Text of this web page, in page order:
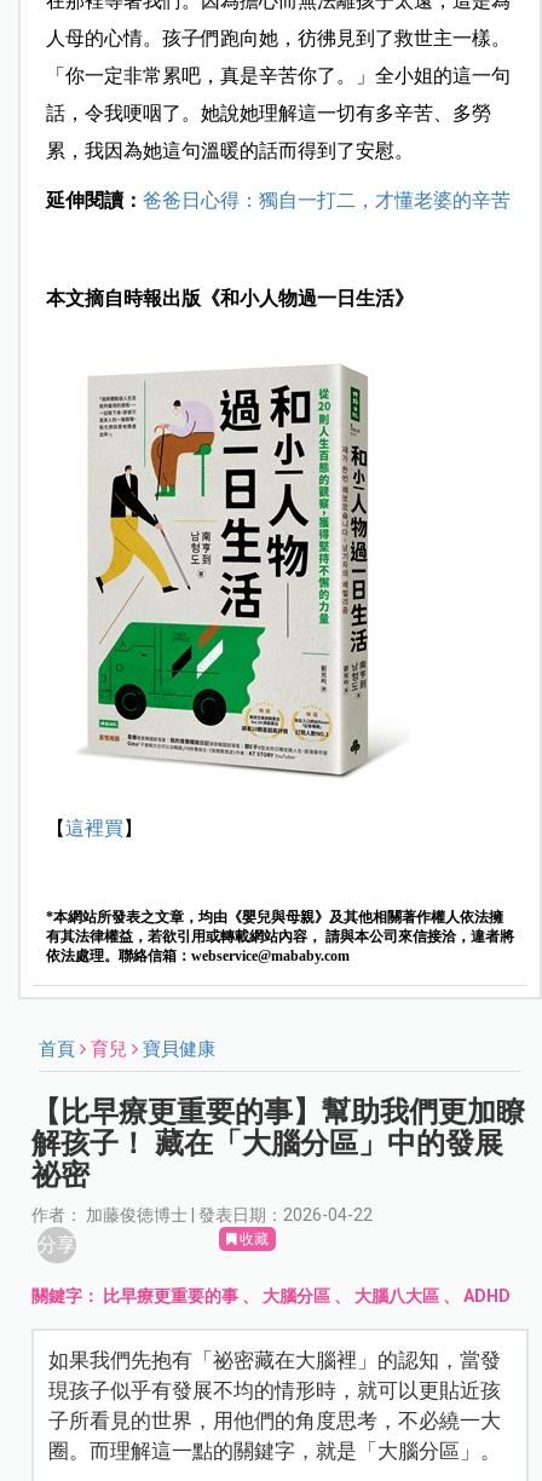
人母的心情。孩子們跑向她，彷彿見到了救世主一樣。
「你一定非常累吧，真是辛苦你了。」全小姐的這一句
話，令我哽咽了。她說她理解這一切有多辛苦、多勞
累，我因為她這句溫暖的話而得到了安慰。
延伸閱讀： 爸爸日心得：獨自一打二，才懂老婆的辛苦
本文摘自時報出版《和小人物過一日生活》
【這裡買 】
*本網站所發表之文章，均由《嬰兒與母親》及其他相關著作權人依法擁
有其法律權益，若欲引用或轉載網站內容， 請與本公司來信接洽，違者將
依法處理。聯絡信箱： webservice@mababy.com
首頁 育兒 寶貝健康
【比早療更重要的事】幫助我們更加瞭
解孩子！ 藏在「大腦分區」中的發展
祕密
作者： 加藤俊徳博士 | 發表日期：2026-04-22
分享 收藏
關鍵字： 比早療更重要的事 、 大腦分區 、 大腦八大區 、ADHD
如果我們先抱有「祕密藏在大腦裡」的認知，當發
現孩子似乎有發展不均的情形時，就可以更貼近孩
子所看見的世界，用他們的角度思考，不必繞一大
圈。而理解這一點的關鍵字，就是「大腦分區」。